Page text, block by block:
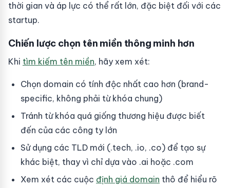
thời gian và áp lực có thể rất lớn, đặc biệt đối với các
startup.
Chiến lược chọn tên miền thông minh hơn
Khi tìm kiếm tên miền, hãy xem xét:
Chọn domain có tính độc nhất cao hơn (brand-
specific, không phải từ khóa chung)
Tránh từ khóa quá giống thương hiệu được biết
đến của các công ty lớn
Sử dụng các TLD mới (.tech, .io, .co) để tạo sự
khác biệt, thay vì chỉ dựa vào .ai hoặc .com
Xem xét các cuộc định giá domain thô để hiểu rõ